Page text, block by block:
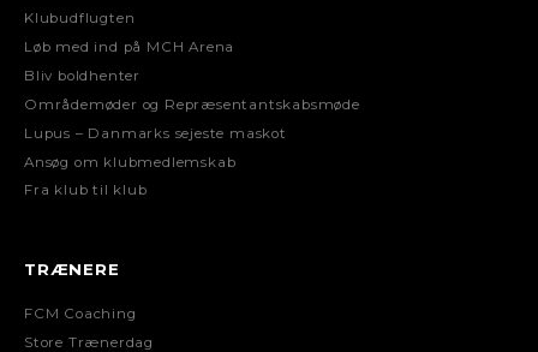
Klubudflugten
Løb med ind på MCH Arena
Bliv boldhenter
Områdemøder og Repræsentantskabsmøde
Lupus – Danmarks sejeste maskot
Ansøg om klubmedlemskab
Fra klub til klub
TRÆNERE
FCM Coaching
Store Trænerdag